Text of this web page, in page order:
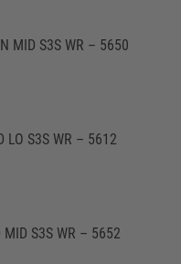
MID S3S WR – 5650
LO S3S WR – 5612
MID S3S WR – 5652